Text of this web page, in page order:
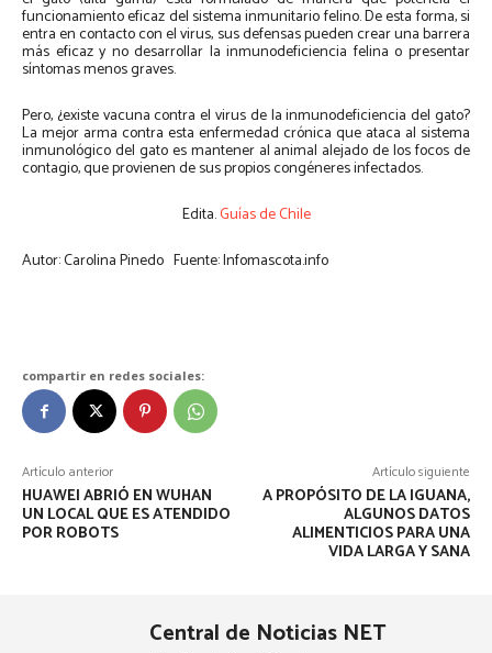
funcionamiento eficaz del sistema inmunitario felino. De esta forma, si
entra en contacto con el virus, sus defensas pueden crear una barrera
más eficaz y no desarrollar la inmunodeficiencia felina o presentar
síntomas menos graves.
Pero, ¿existe vacuna contra el virus de la inmunodeficiencia del gato?
La mejor arma contra esta enfermedad crónica que ataca al sistema
inmunológico del gato es mantener al animal alejado de los focos de
contagio, que provienen de sus propios congéneres infectados.
Edita.Guías de Chile
Autor: Carolina Pinedo Fuente: Infomascota.info
compartir en redes sociales:
Artículo anterior
HUAWEI ABRIÓ EN WUHAN
UN LOCAL QUE ES ATENDIDO
POR ROBOTS
Artículo siguiente
A PROPÓSITO DE LA IGUANA,
ALGUNOS DATOS
ALIMENTICIOS PARA UNA
VIDA LARGA Y SANA
Central de Noticias NET